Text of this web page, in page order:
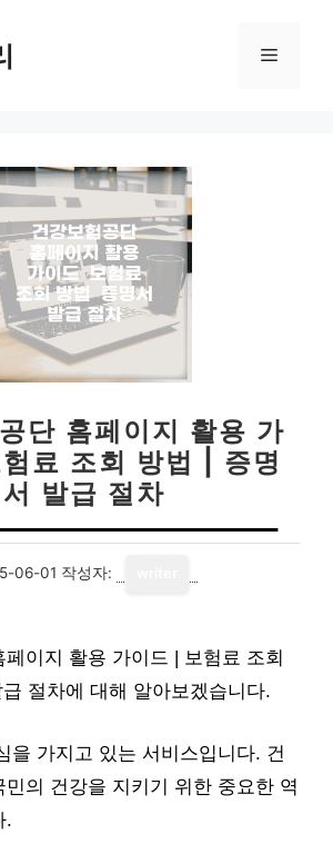
메
단 홈페이지 활용 가
료 조회 방법 | 증명
서 발급 절차
06-01 작성자:
이지 활용 가이드 | 보험료 조회
절차에 대해 알아보겠습니다.
을 가지고 있는 서비스입니다. 건
민의 건강을 지키기 위한 중요한 역
.